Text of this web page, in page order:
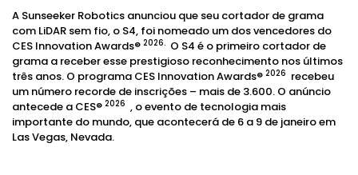
A Sunseeker Robotics anunciou que seu cortador de grama
com LiDAR sem fio, o S4, foi nomeado um dos vencedores do
CES Innovation Awards® 2026. O S4 é o primeiro cortador de
grama a receber esse prestigioso reconhecimento nos últimos
três anos. O programa CES Innovation Awards® 2026
recebeu
um número recorde de inscrições – mais de 3.600. O anúncio
antecede a CES® 2026 , o evento de tecnologia mais
importante do mundo, que acontecerá de 6 a 9 de janeiro em
Las Vegas, Nevada.